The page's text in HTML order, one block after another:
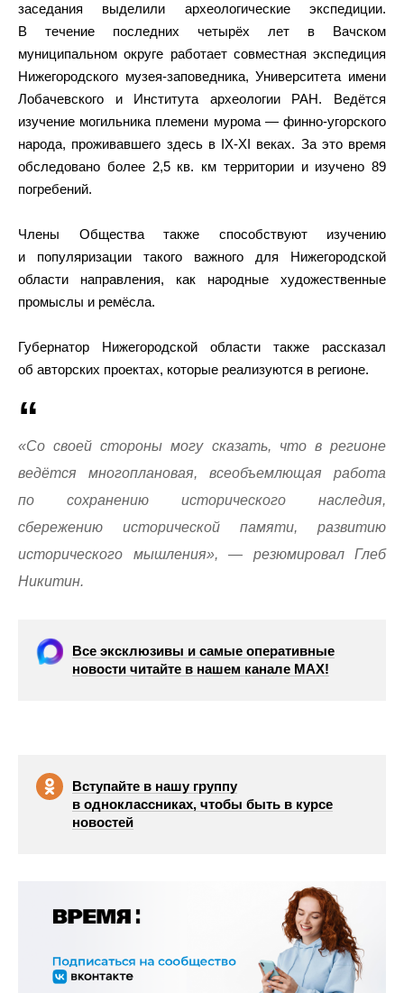
заседания выделили археологические экспедиции.
В течение последних четырёх лет в Вачском
муниципальном округе работает совместная экспедиция
Нижегородского музея-заповедника, Университета имени
Лобачевского и Института археологии РАН. Ведётся
изучение могильника племени мурома — финно-угорского
народа, проживавшего здесь в IX-XI веках. За это время
обследовано более 2,5 кв. км территории и изучено 89
погребений.
Члены Общества также способствуют изучению
и популяризации такого важного для Нижегородской
области направления, как народные художественные
промыслы и ремёсла.
Губернатор Нижегородской области также рассказал
об авторских проектах, которые реализуются в регионе.
«Со своей стороны могу сказать, что в регионе
ведётся многоплановая, всеобъемлющая работа
по сохранению исторического наследия,
сбережению исторической памяти, развитию
исторического мышления», — резюмировал Глеб
Никитин.
Все эксклюзивы и самые оперативные
новости читайте в нашем канале МАХ!
Вступайте в нашу группу
в одноклассниках, чтобы быть в курсе
новостей